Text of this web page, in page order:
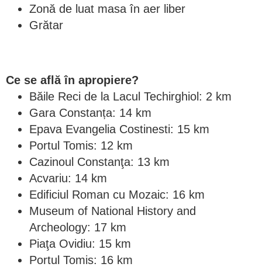
Zonă de luat masa în aer liber
Grătar
Ce se află în apropiere?
Băile Reci de la Lacul Techirghiol: 2 km
Gara Constanța: 14 km
Epava Evangelia Costinesti: 15 km
Portul Tomis: 12 km
Cazinoul Constanţa: 13 km
Acvariu: 14 km
Edificiul Roman cu Mozaic: 16 km
Museum of National History and
Archeology: 17 km
Piaţa Ovidiu: 15 km
Portul Tomis: 16 km